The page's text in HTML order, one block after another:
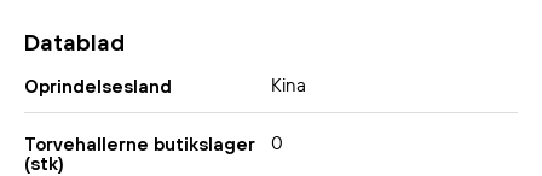
Datablad
Oprindelsesland Kina
Torvehallerne butikslager
(stk)
0